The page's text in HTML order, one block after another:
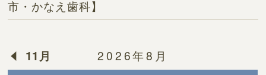
市・かなえ歯科】
2026年8月
11月